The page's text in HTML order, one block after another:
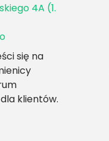
4A (1.
się na
klientów.